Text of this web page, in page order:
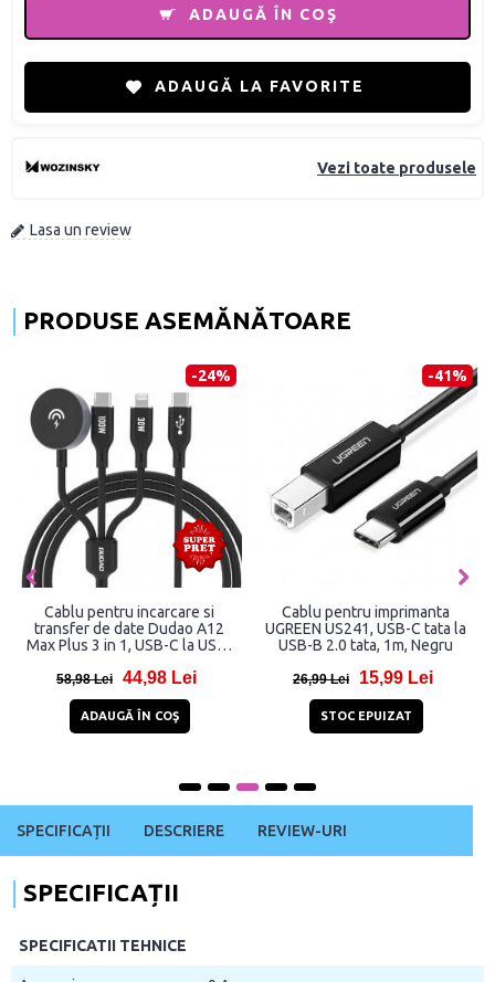
Vezi toate produsele
Lasa un review
ADAUGĂ ÎN COŞ
ADAUGĂ LA FAVORITE
PRODUSE ASEMĂNĂTOARE
-24%
Cablu pentru incarcare si
transfer de date Dudao A12
Max Plus 3 in 1, USB-C la USB-
wireless 2.5W Apple Watch
58,98 Lei 44,98 Lei
ADAUGĂ ÎN COŞ
-41%
Cablu pentru imprimanta
UGREEN US241, USB-C tata la
USB-B 2.0 tata, 1m, Negru
26,99 Lei 15,99 Lei
STOC EPUIZAT
SPECIFICAȚII DESCRIERE REVIEW-URI
SPECIFICAȚII
SPECIFICATII TEHNICE